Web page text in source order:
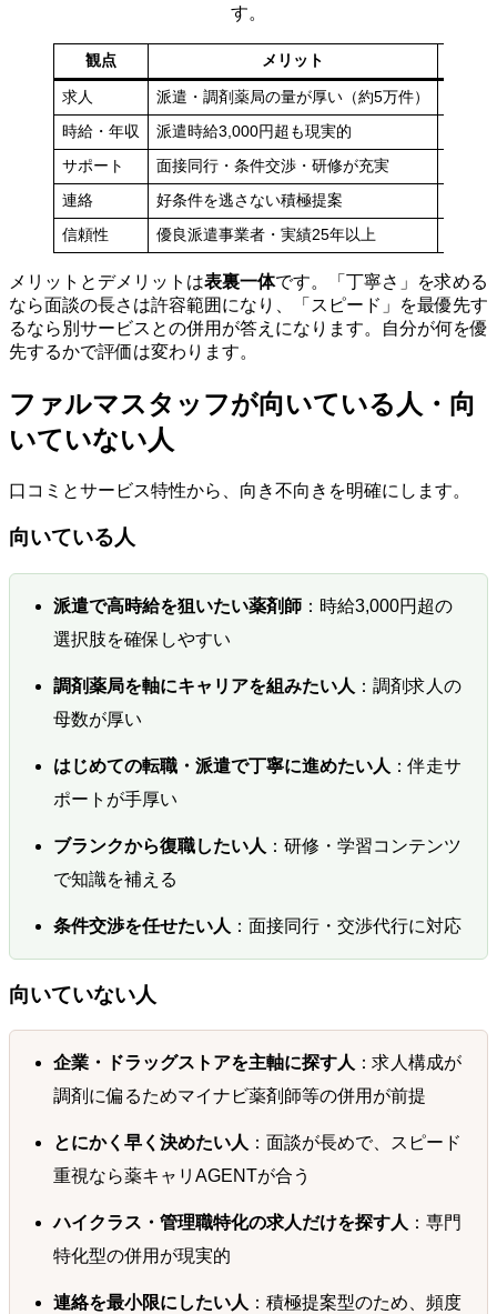
す。
観点 メリット
求人 派遣・調剤薬局の量が厚い（約5万件）
時給・年収 派遣時給3,000円超も現実的
サポート 面接同行・条件交渉・研修が充実
連絡 好条件を逃さない積極提案
信頼性 優良派遣事業者・実績25年以上
メリットとデメリットは表裏一体です。「丁寧さ」を求める
なら面談の長さは許容範囲になり、「スピード」を最優先す
るなら別サービスとの併用が答えになります。自分が何を優
先するかで評価は変わります。
ファルマスタッフが向いている人・向
いていない人
口コミとサービス特性から、向き不向きを明確にします。
向いている人
派遣で高時給を狙いたい薬剤師：時給3,000円超の
選択肢を確保しやすい
調剤薬局を軸にキャリアを組みたい人 ：調剤求人の
母数が厚い
はじめての転職・派遣で丁寧に進めたい人 ：伴走サ
ポートが手厚い
ブランクから復職したい人 ：研修・学習コンテンツ
で知識を補える
条件交渉を任せたい人 ：面接同行・交渉代行に対応
向いていない人
企業・ドラッグストアを主軸に探す人 ：求人構成が
調剤に偏るためマイナビ薬剤師等の併用が前提
とにかく早く決めたい人 ：面談が長めで、スピード
重視なら薬キャリAGENTが合う
ハイクラス・管理職特化の求人だけを探す人 ：専門
特化型の併用が現実的
連絡を最小限にしたい人 ：積極提案型のため、頻度